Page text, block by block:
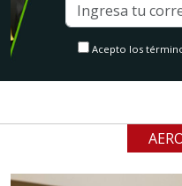
Acepto los